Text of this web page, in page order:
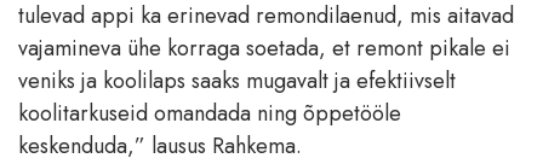
tulevad appi ka erinevad remondilaenud, mis aitavad
vajamineva ühe korraga soetada, et remont pikale ei
veniks ja koolilaps saaks mugavalt ja efektiivselt
koolitarkuseid omandada ning õppetööle
keskenduda,” lausus Rahkema.